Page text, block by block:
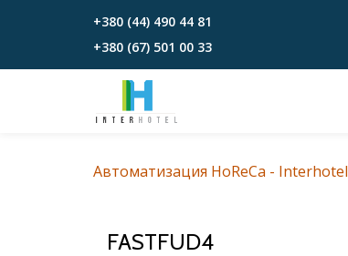
к
+380 (44) 490 44 81
+380 (67)‎‎ 501 00 33
Автоматизация HoReCa - Interhotel
FASTFUD4